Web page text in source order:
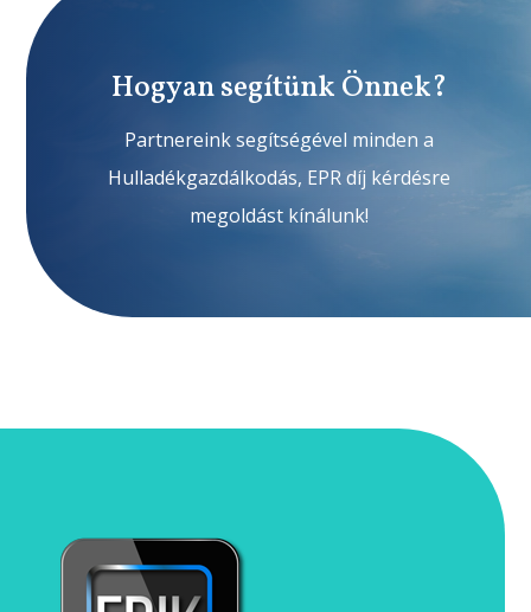
Hogyan segítünk Önnek?
Partnereink segítségével minden a
Hulladékgazdálkodás, EPR díj kérdésre
megoldást kínálunk!